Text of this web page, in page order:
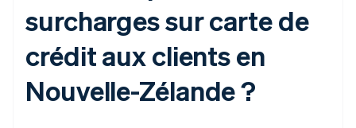
surcharges sur carte de
crédit aux clients en
Nouvelle-Zélande ?